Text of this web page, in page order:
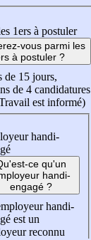
1ers à postuler
vous parmi les
à postuler ?
de 15 jours,
de 4 candidatures
est informé)
handi-
ce qu'un
handi-
engagé ?
handi-
est un
reconnu